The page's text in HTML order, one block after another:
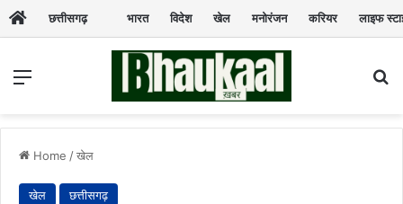
छत्तीसगढ़ भारत विदेश खेल मनोरंजन करियर लाइफ
Menu
Home /खेल
खेल छत्तीसगढ़